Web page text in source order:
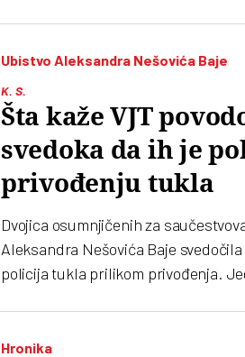
Ubistvo Aleksandra Nešovića Baje
K. S.
Šta kaže VJT
svedoka da ih je
privođenju tukla
Dvojica osumnjičenih za
Aleksandra Nešovića Baje
policija tukla prilikom privođenja.
Hronika